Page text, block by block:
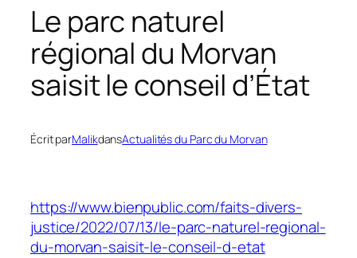
Le parc naturel
régional du Morvan
saisit le conseil d’État
Écrit parMalikdansActualités du Parc du Morvan
https://www.bienpublic.com/faits-divers-
justice/2022/07/13/le-parc-naturel-regional-
du-morvan-saisit-le-conseil-d-etat